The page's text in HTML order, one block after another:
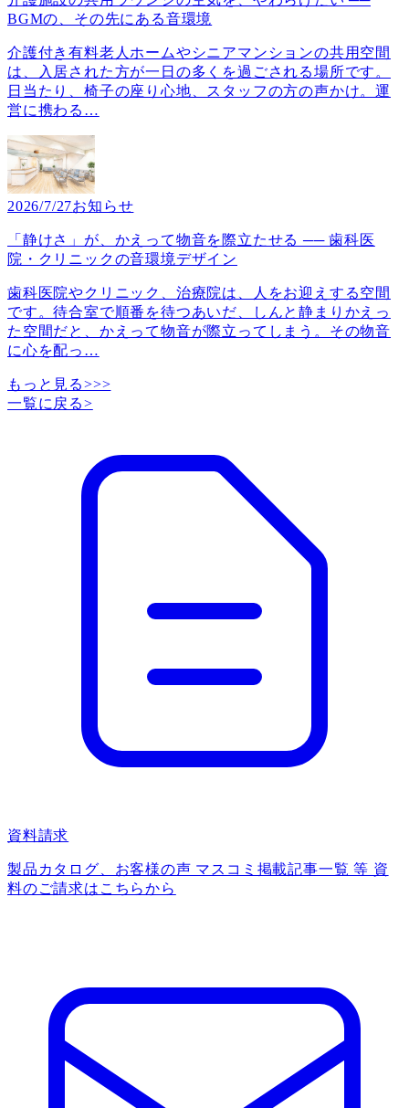
BGMの、その先にある音環境
介護付き有料老人ホームやシニアマンションの共用空間
は、入居された方が一日の多くを過ごされる場所です。
日当たり、椅子の座り心地、スタッフの方の声かけ。運
営に携わる …
2026/7/27お知らせ
「静けさ」が、かえって物音を際立たせる ── 歯科医
院・クリニックの音環境デザイン
歯科医院やクリニック、治療院は、人をお迎えする空間
です。待合室で順番を待つあいだ、しんと静まりかえっ
た空間だと、かえって物音が際立ってしまう。その物音
に心を配っ …
もっと見る>>>
一覧に戻る>
資料請求
製品カタログ、お客様の声 マスコミ掲載記事一覧 等 資
料のご請求はこちらから